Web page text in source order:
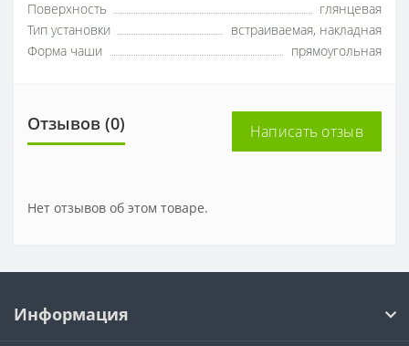
Поверхность
глянцевая
Тип установки
встраиваемая, накладная
Форма чаши
прямоугольная
Отзывов (0) Написать отзыв
Нет отзывов об этом товаре.
Информация